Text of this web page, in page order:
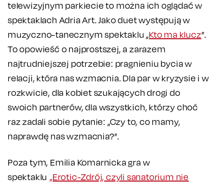
telewizyjnym parkiecie to można ich oglądać w
spektaklach Adria Art. Jako duet występują w
muzyczno-tanecznym spektaklu „Kto ma klucz”.
To opowieść o najprostszej, a zarazem
najtrudniejszej potrzebie: pragnieniu bycia w
relacji, która nas wzmacnia. Dla par w kryzysie i w
rozkwicie, dla kobiet szukających drogi do
swoich partnerów, dla wszystkich, którzy choć
raz zadali sobie pytanie: „Czy to, co mamy,
naprawdę nas wzmacnia?”.
Poza tym, Emilia Komarnicka gra w
spektaklu„Erotic-Zdrój, czyli sanatorium nie